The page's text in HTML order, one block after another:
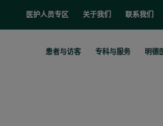
医护人员专区 关于我们 联系我们
患者与访客
专科与服务 明德